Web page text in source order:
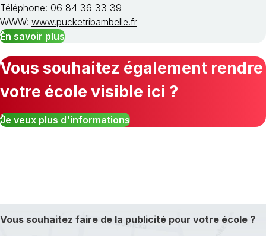
Téléphone: 06 84 36 33 39
WWW: www.pucketribambelle.fr
En savoir plus
Vous souhaitez également rendre
votre école visible ici ?
Je veux plus d'informations
Vous souhaitez faire de la publicité pour votre école ?